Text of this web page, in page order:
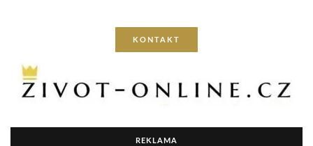
KONTAKT
REKLAMA